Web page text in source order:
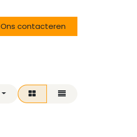
Ons contacteren